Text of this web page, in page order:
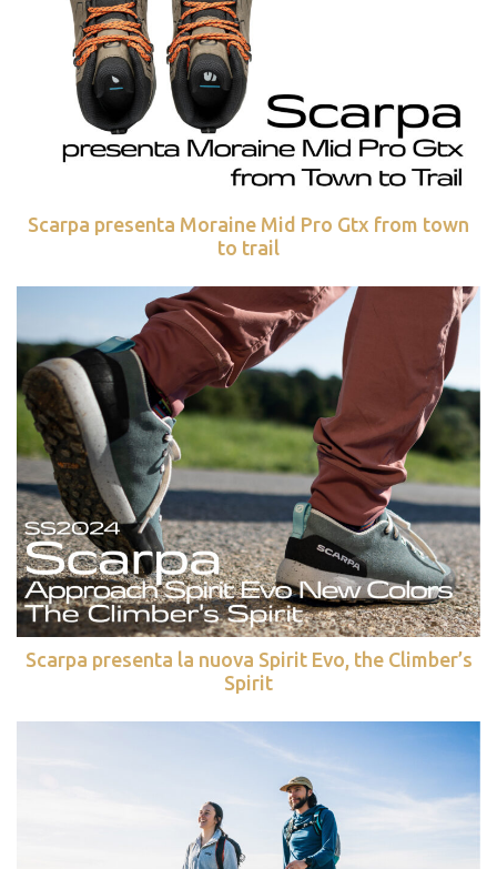
Scarpa presenta Moraine Mid Pro Gtx from town
to trail
Scarpa presenta la nuova Spirit Evo, the Climber’s
Spirit